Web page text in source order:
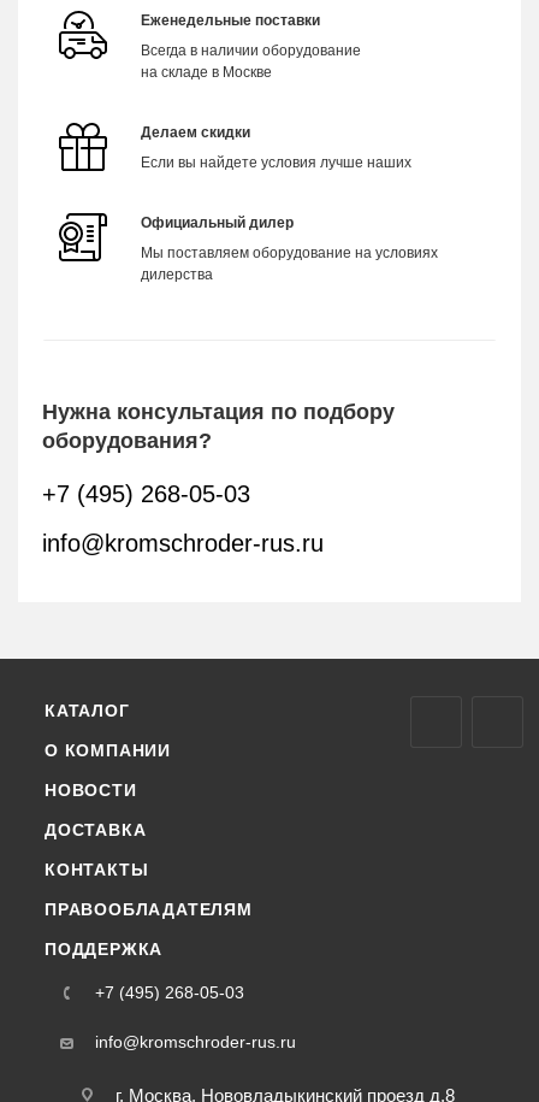
Еженедельные поставки
Всегда в наличии оборудование
на складе в Москве
Делаем скидки
Если вы найдете условия лучше наших
Официальный дилер
Мы поставляем оборудование на условиях
дилерства
Нужна консультация по подбору
оборудования?
+7 (495) 268-05-03
info@kromschroder-rus.ru
КАТАЛОГ
О КОМПАНИИ
НОВОСТИ
ДОСТАВКА
КОНТАКТЫ
ПРАВООБЛАДАТЕЛЯМ
ПОДДЕРЖКА
+7 (495) 268-05-03
info@kromschroder-rus.ru
г. Москва, Нововладыкинский проезд д.8